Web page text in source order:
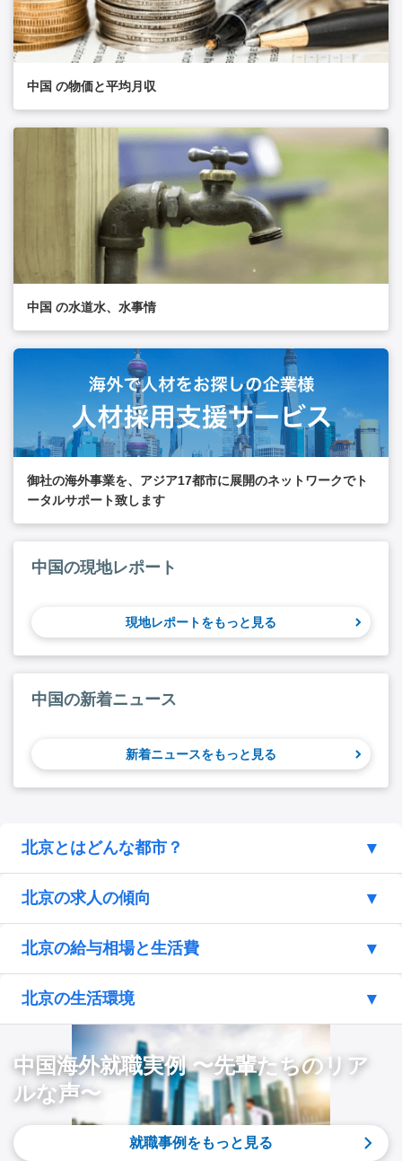
中国 の物価と平均月収
中国 の水道水、水事情
御社の海外事業を、アジア17都市に展開のネットワークでト
ータルサポート致します
中国の現地レポート
現地レポートをもっと見る
中国の新着ニュース
新着ニュースをもっと見る
北京とはどんな都市？
北京の求人の傾向
北京の給与相場と生活費
北京の生活環境
中国海外就職実例 〜先輩たちのリア
ルな声〜
就職事例をもっと見る